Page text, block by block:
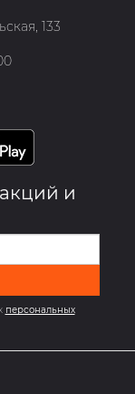
133
и
персональных